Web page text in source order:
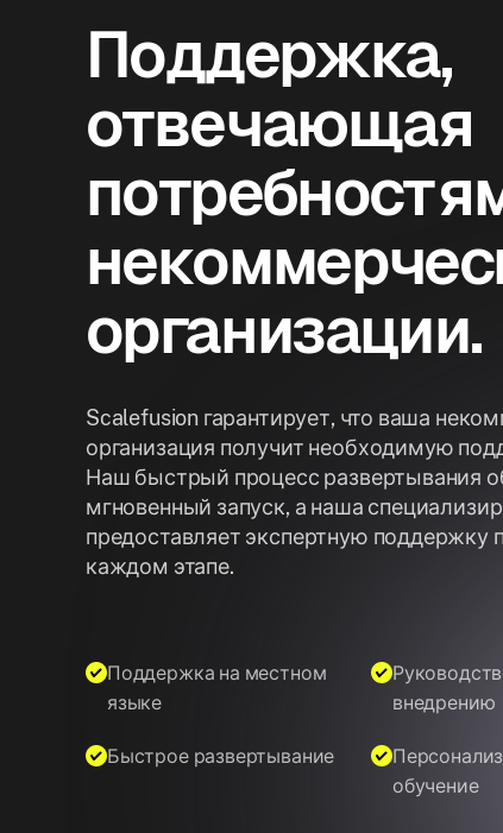
Поддержка,
отвечающая
организации.
Scalefusion гарантирует, что ваша
организация получит необходимую
Наш быстрый процесс развертывания
мгновенный запуск, а наша
предоставляет экспертную поддержку
каждом этапе.
Поддержка на местном
языке
внедрению
Быстрое развертывание
обучение